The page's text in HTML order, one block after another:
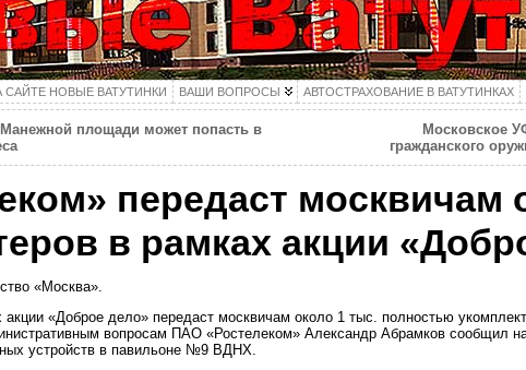
НОВЫЕ ВАТУТИНКИ ВАШИ ВОПРОСЫ АВТОСТРАХОВАНИЕ В ВАТУТИНКАХ
площади может попасть в
Московское
гражданского
передаст москвичам
в рамках акции
«Москва».
акции «Доброе дело» передаст москвичам около 1 тыс. полностью
вопросам ПАО «Ростелеком» Александр Абрамков сообщил
устройств в павильоне №9 ВДНХ.